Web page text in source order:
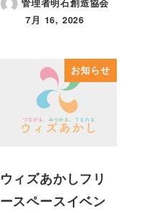
管理者明石創造協会
投稿日
7月 16, 2026
お知らせ
ウィズあかしフリ
ースペースイベン